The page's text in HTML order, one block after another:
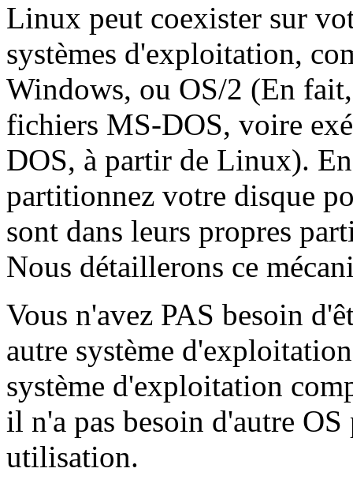
Linux peut coexister sur
systèmes d'exploitation,
Windows, ou OS/2 (En
fichiers MS-DOS, voire
DOS, à partir de Linux).
partitionnez votre disque
sont dans leurs propres
Nous détaillerons ce
Vous n'avez PAS besoin
autre système
système d'exploitation
il n'a pas besoin d'autre
utilisation.